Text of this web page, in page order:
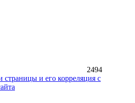
2494
страницы и его корреляция с